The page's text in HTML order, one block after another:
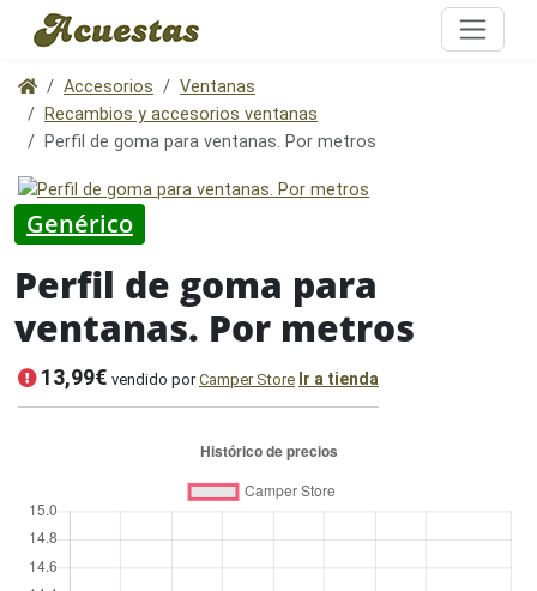
Accesorios
Ventanas
Recambios y accesorios ventanas
Perfil de goma para ventanas. Por metros
Genérico
Perfil de goma para
ventanas. Por metros
13,99€ vendido porCamper Store Ir a tienda